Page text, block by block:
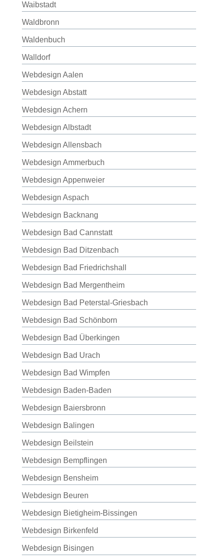
Waibstadt
Waldbronn
Waldenbuch
Walldorf
Webdesign Aalen
Webdesign Abstatt
Webdesign Achern
Webdesign Albstadt
Webdesign Allensbach
Webdesign Ammerbuch
Webdesign Appenweier
Webdesign Aspach
Webdesign Backnang
Webdesign Bad Cannstatt
Webdesign Bad Ditzenbach
Webdesign Bad Friedrichshall
Webdesign Bad Mergentheim
Webdesign Bad Peterstal-Griesbach
Webdesign Bad Schönborn
Webdesign Bad Überkingen
Webdesign Bad Urach
Webdesign Bad Wimpfen
Webdesign Baden-Baden
Webdesign Baiersbronn
Webdesign Balingen
Webdesign Beilstein
Webdesign Bempflingen
Webdesign Bensheim
Webdesign Beuren
Webdesign Bietigheim-Bissingen
Webdesign Birkenfeld
Webdesign Bisingen